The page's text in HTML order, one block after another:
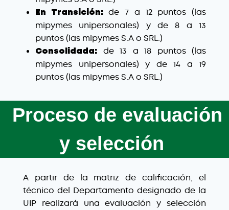
En Transición:de 7 a 12 puntos (las
mipymes unipersonales) y de 8 a 13
puntos (las mipymes S.A o SRL.)
Consolidada:
de 13 a 18 puntos (las
mipymes unipersonales) y de 14 a 19
puntos (las mipymes S.A o SRL.)
Proceso de evaluación
y selección
A partir de la matriz de calificación, el
técnico del Departamento designado de la
UIP realizará una evaluación y selección